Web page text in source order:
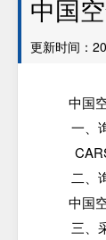
中国
更新时间：
中国
一、
二、
中国
三、